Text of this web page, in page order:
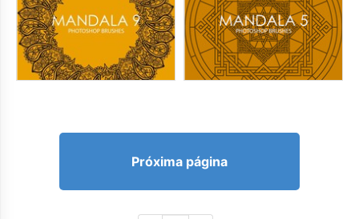
Próxima página